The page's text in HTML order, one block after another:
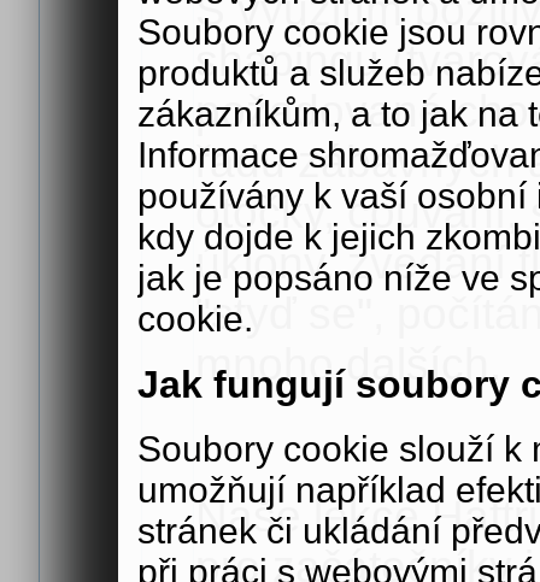
Soubory cookie jsou
produktů a služeb
zákazníkům, a to jak na
Informace
používány k vaší
kdy dojde k jejich
jak je popsáno níže ve
cookie.
Jak fungují soubory
Soubory cookie slouží k
umožňují například
stránek či ukládání
při práci s webovými
S využitím
shapingu
požadované
řadu zábavných
otočky, couvání,
úklony, zvedání
"styď se",
mnoho dalších.
Naše lekce
pro začátečníky